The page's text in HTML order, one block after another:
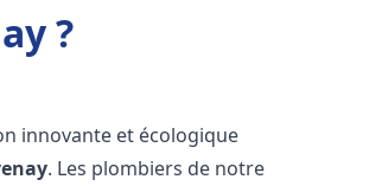
?
innovante et écologique
. Les plombiers de notre